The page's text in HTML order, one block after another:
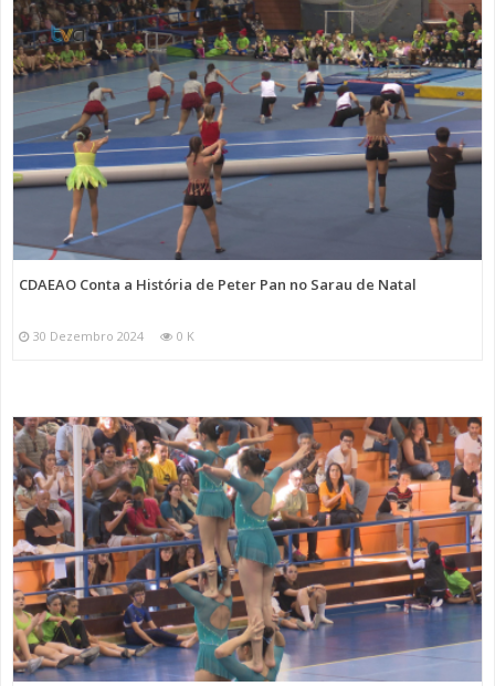
CDAEAO Conta a História de Peter Pan no Sarau de Natal
30 Dezembro 2024 0 K